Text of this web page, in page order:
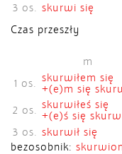
3 os. skurwi się
Czas przeszły
m
1 os. skurwiłem się
+(e)m się
2 os. skurwiłeś się
+(e)ś się
3 os. skurwił się
bezosobnik: